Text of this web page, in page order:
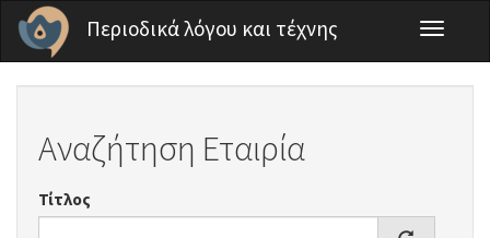
Παράκαμψη προς το κυρίως περιεχόμενο
Περιοδικά λόγου και τέχνης
Toggle
Αναζήτηση Εταιρία
Τίτλος